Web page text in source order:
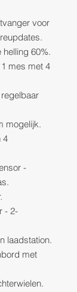
voor
60%.
mes met 4
mogelijk.
4
-
- 2-
laadstation.
met